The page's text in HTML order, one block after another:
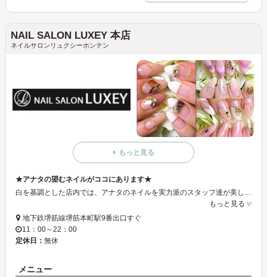
NAIL SALON LUXEY 本店
ネイルサロンリュクシーホンテン
もっと見る
★アナタの望むネイルがココにあります★
白を基調とした店内では、アナタのネイルを実力派のスタッフ達が美しく綺麗に仕上げてくれます♪堺筋本町駅を出てスグなので是非気軽にお立ち寄り下さい！
もっと見る
地下鉄堺筋線堺筋本町駅9番出口すぐ
11：00～22：00
定休日： 無休
メニュー